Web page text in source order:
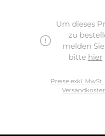
Um dieses
zu
melden
bitte hier
Preise exkl. MwSt.